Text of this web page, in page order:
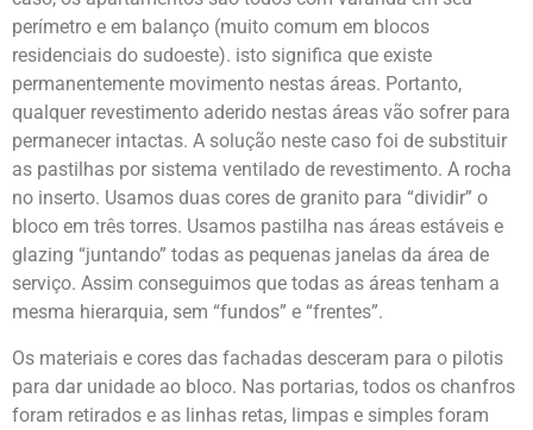
perímetro e em balanço (muito comum em blocos
residenciais do sudoeste). isto significa que existe
permanentemente movimento nestas áreas. Portanto,
qualquer revestimento aderido nestas áreas vão sofrer para
permanecer intactas. A solução neste caso foi de substituir
as pastilhas por sistema ventilado de revestimento. A rocha
no inserto. Usamos duas cores de granito para “dividir” o
bloco em três torres. Usamos pastilha nas áreas estáveis e
glazing “juntando” todas as pequenas janelas da área de
serviço. Assim conseguimos que todas as áreas tenham a
mesma hierarquia, sem “fundos” e “frentes”.
Os materiais e cores das fachadas desceram para o pilotis
para dar unidade ao bloco. Nas portarias, todos os chanfros
foram retirados e as linhas retas, limpas e simples foram